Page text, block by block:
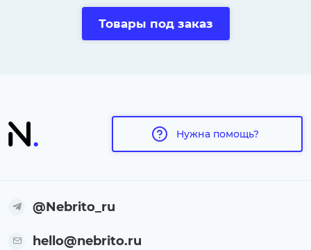
Товары под заказ
Нужна помощь?
@Nebrito_ru
hello@nebrito.ru